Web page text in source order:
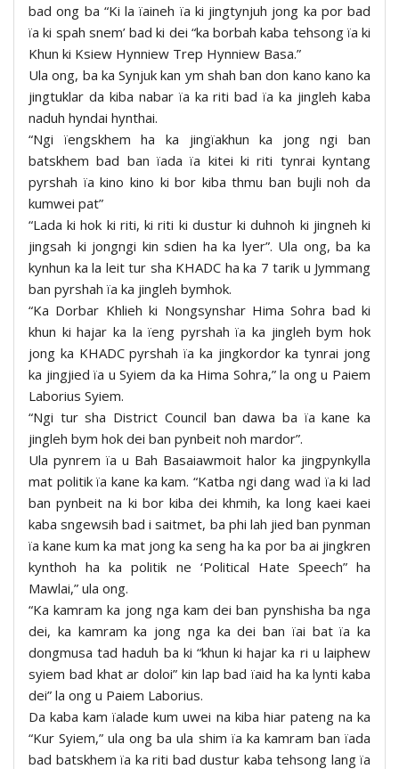
bad ong ba “Ki la ïaineh ïa ki jingtynjuh jong ka por bad
ïa ki spah snem’ bad ki dei “ka borbah kaba tehsong ïa ki
Khun ki Ksiew Hynniew Trep Hynniew Basa.”
Ula ong, ba ka Synjuk kan ym shah ban don kano kano ka
jingtuklar da kiba nabar ïa ka riti bad ïa ka jingleh kaba
naduh hyndai hynthai.
“Ngi ïengskhem ha ka jingïakhun ka jong ngi ban
batskhem bad ban ïada ïa kitei ki riti tynrai kyntang
pyrshah ïa kino kino ki bor kiba thmu ban bujli noh da
kumwei pat”
“Lada ki hok ki riti, ki riti ki dustur ki duhnoh ki jingneh ki
jingsah ki jongngi kin sdien ha ka lyer”. Ula ong, ba ka
kynhun ka la leit tur sha KHADC ha ka 7 tarik u Jymmang
ban pyrshah ïa ka jingleh bymhok.
“Ka Dorbar Khlieh ki Nongsynshar Hima Sohra bad ki
khun ki hajar ka la ïeng pyrshah ïa ka jingleh bym hok
jong ka KHADC pyrshah ïa ka jingkordor ka tynrai jong
ka jingjied ïa u Syiem da ka Hima Sohra,” la ong u Paiem
Laborius Syiem.
“Ngi tur sha District Council ban dawa ba ïa kane ka
jingleh bym hok dei ban pynbeit noh mardor”.
Ula pynrem ïa u Bah Basaiawmoit halor ka jingpynkylla
mat politik ïa kane ka kam. “Katba ngi dang wad ïa ki lad
ban pynbeit na ki bor kiba dei khmih, ka long kaei kaei
kaba sngewsih bad i saitmet, ba phi lah jied ban pynman
ïa kane kum ka mat jong ka seng ha ka por ba ai jingkren
kynthoh ha ka politik ne ‘Political Hate Speech” ha
Mawlai,” ula ong.
“Ka kamram ka jong nga kam dei ban pynshisha ba nga
dei, ka kamram ka jong nga ka dei ban ïai bat ïa ka
dongmusa tad haduh ba ki “khun ki hajar ka ri u laiphew
syiem bad khat ar doloi” kin lap bad ïaid ha ka lynti kaba
dei” la ong u Paiem Laborius.
Da kaba kam ïalade kum uwei na kiba hiar pateng na ka
“Kur Syiem,” ula ong ba ula shim ïa ka kamram ban ïada
bad batskhem ïa ka riti bad dustur kaba tehsong lang ïa